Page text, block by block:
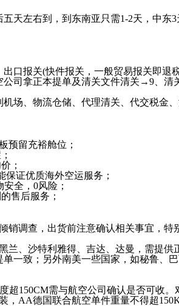
天左右到，到东南亚只需1-2天，中东3
口报关(快件报关，一般贸易报关即退
司拿正本提单及清关文件清关→9、清
场、物流仓储、代理清关、代交税金
，包舱包板预留充裕舱
关报检疑难杂症；
，绝不事后加价；
，能保证优质海外空运服务；
保证货物安全，0风险；
致周到的售后服务；
销调查，出货前注意确认相关事宜，特
兰、沙特利雅得、吉达、达曼，需提
一致；另外南美一些国家，如秘鲁、
超150CM需与航空公司确认是否可收
，AA德国联合航空单件重量不得超